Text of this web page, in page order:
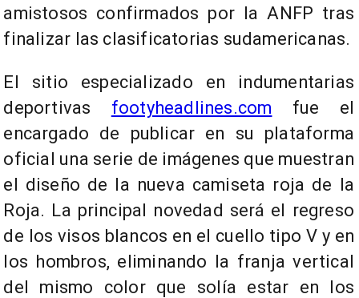
amistosos confirmados por la ANFP tras
finalizar las clasificatorias sudamericanas.
El sitio especializado en indumentarias
deportivas footyheadlines.com fue el
encargado de publicar en su plataforma
oficial una serie de imágenes que muestran
el diseño de la nueva camiseta roja de la
Roja. La principal novedad será el regreso
de los visos blancos en el cuello tipo V y en
los hombros, eliminando la franja vertical
del mismo color que solía estar en los